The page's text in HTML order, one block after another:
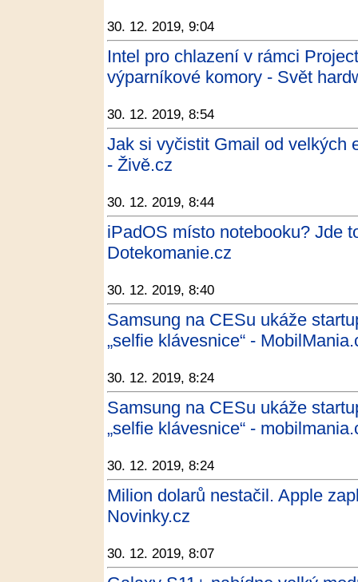
30. 12. 2019, 9:04
Intel pro chlazení v rámci
výparníkové komory - Svět
30. 12. 2019, 8:54
Jak si vyčistit Gmail od velkých
- Živě.cz
30. 12. 2019, 8:44
iPadOS místo notebooku? Jde
Dotekomanie.cz
30. 12. 2019, 8:40
Samsung na CESu ukáže
„selfie klávesnice“ -
30. 12. 2019, 8:24
Samsung na CESu ukáže
„selfie klávesnice“ -
30. 12. 2019, 8:24
Milion dolarů nestačil. Apple
Novinky.cz
30. 12. 2019, 8:07